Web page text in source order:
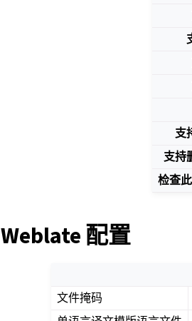
支
支持
检查
Weblate 配置
文件掩码